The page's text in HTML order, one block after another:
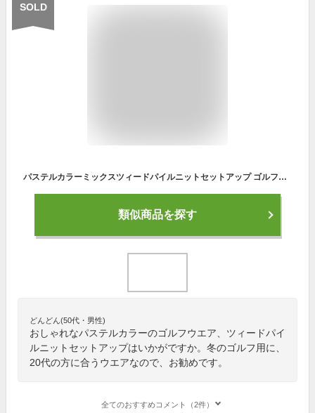
SOLD
パステルカラーミックスツィードパイルニットセットアップ ゴルフウェアレディース ゴルフレディースセットアップ レディースゴルフセットアップ ゴルフセットアップ かわいいゴルフウェアセットアップ ピンク グリーン S/M/L
類似商品を探す
どんどん(50代・男性)
おしゃれなパステルカラーのゴルフウエア、ツィードパイ
ルニットセットアップはいかがですか。冬のゴルフ用に、
20代の方に合うウエアなので、お勧めです。
全てのおすすめコメント（2件）